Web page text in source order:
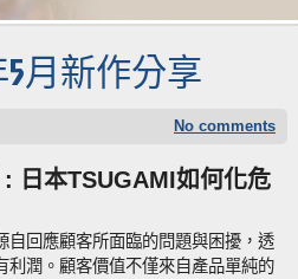
5月新作分享
No comments
日本TSUGAMI如何化危
自回應顧客所面臨的問題與困擾，透
利潤。顧客價值不僅來自產品單純的